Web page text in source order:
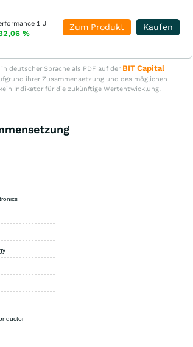
1 J
%
Kaufen
Zum Produkt
deutscher Sprache als PDF auf der BIT Capital
ihrer Zusammensetzung und des möglichen
Indikator für die zukünftige Wertentwicklung.
Greece